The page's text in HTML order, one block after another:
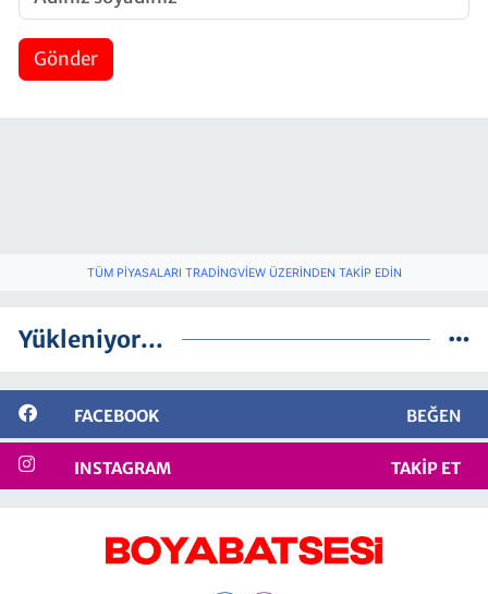
Gönder
TÜM PIYASALARI TRADINGVIEW ÜZERINDEN TAKIP EDIN
Yükleniyor...
FACEBOOK BEĞEN
INSTAGRAM TAKIP ET